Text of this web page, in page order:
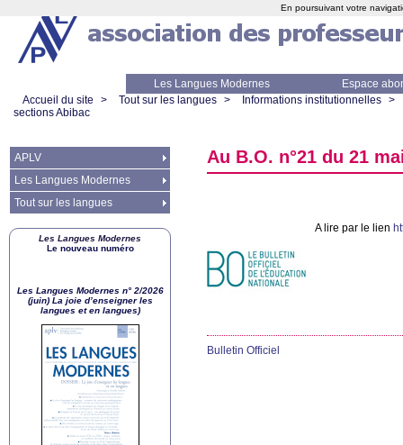
Les Langues Modernes
Espace
Accueil du site
> Tout sur les langues > Informations institutionnelles >
sections Abibac
Au B.O. n°21 du 21
A lire par le lien
Bulletin Officiel
APLV
Les Langues Modernes
Tout sur les langues
Les Langues Modernes
Le nouveau numéro
Les Langues Modernes n° 2/2026
(juin) La joie d’enseigner les
langues et en langues)
En poursuivant votre